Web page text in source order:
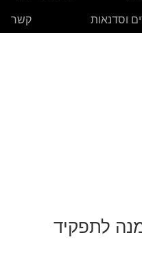
וסדנאות קשר
לתפקיד